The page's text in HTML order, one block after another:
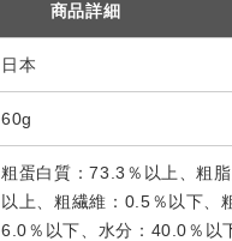
商品詳細
日本
60g
粗蛋白質：73.3％以上、粗
以上、粗繊維：0.5％以下、
6.0％以下、水分：40.0％以